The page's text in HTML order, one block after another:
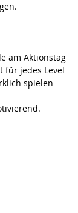
am Aktionstag
für jedes Level
spielen